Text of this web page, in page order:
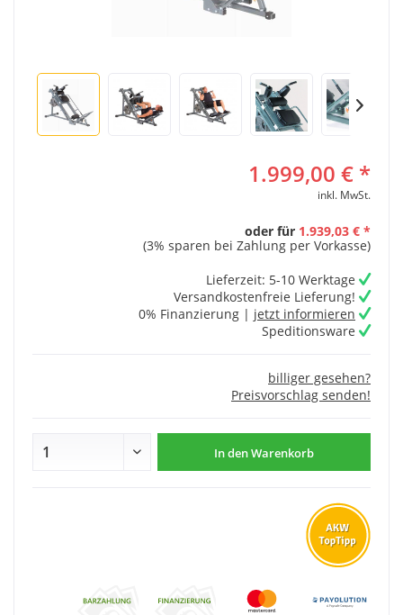
1.999,00 € *
inkl. MwSt.
oder für 1.939,03 € *
(3% sparen bei Zahlung per Vorkasse)
Lieferzeit: 5-10 Werktage
Versandkostenfreie Lieferung!
0% Finanzierung | jetzt informieren
Speditionsware
billiger gesehen?
Preisvorschlag senden!
In denWarenkorb